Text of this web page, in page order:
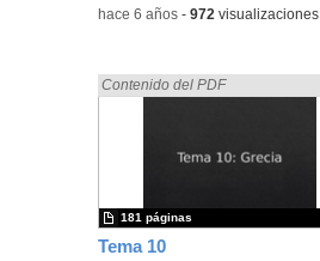
-hace 6 años -972 visualizaciones
Tema 10
Encontrado «rezo» en:
Contenido del PDF
181 páginas